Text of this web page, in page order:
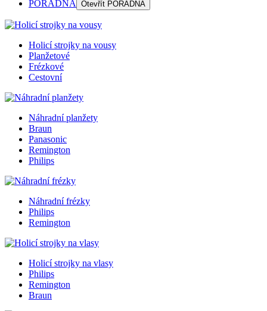
PORADNA Otevřít PORADNA
Holicí strojky na vousy
Planžetové
Frézkové
Cestovní
Náhradní planžety
Braun
Panasonic
Remington
Philips
Náhradní frézky
Philips
Remington
Holicí strojky na vlasy
Philips
Remington
Braun